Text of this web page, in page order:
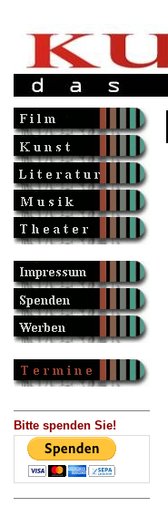
Bitte spenden Sie!